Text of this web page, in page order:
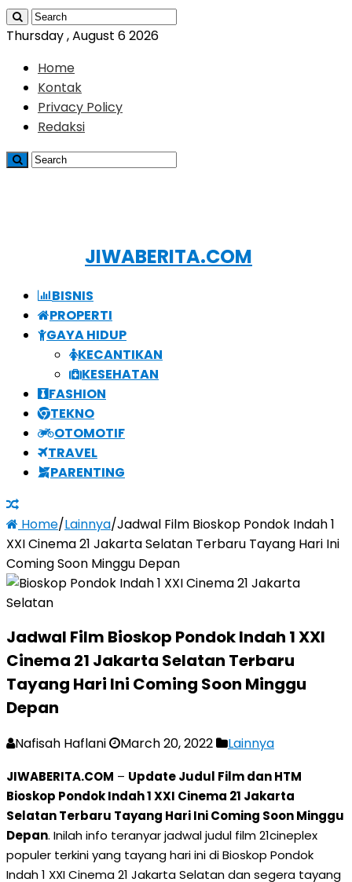
Thursday , August 6 2026
Home
Kontak
Privacy Policy
Redaksi
JIWABERITA.COM
BISNIS
PROPERTI
GAYA HIDUP
KECANTIKAN
KESEHATAN
FASHION
TEKNO
OTOMOTIF
TRAVEL
PARENTING
Home/Lainnya/Jadwal Film Bioskop Pondok Indah 1
XXI Cinema 21 Jakarta Selatan Terbaru Tayang Hari Ini
Coming Soon Minggu Depan
Jadwal Film Bioskop Pondok Indah 1 XXI
Cinema 21 Jakarta Selatan Terbaru
Tayang Hari Ini Coming Soon Minggu
Depan
Nafisah Haflani March 20, 2022 Lainnya
JIWABERITA.COM – Update Judul Film dan HTM
Bioskop Pondok Indah 1 XXI Cinema 21 Jakarta
Selatan Terbaru Tayang Hari Ini Coming Soon Minggu
Depan. Inilah info teranyar jadwal judul film 21cineplex
populer terkini yang tayang hari ini di Bioskop Pondok
Indah 1 XXI Cinema 21 Jakarta Selatan dan segera tayang